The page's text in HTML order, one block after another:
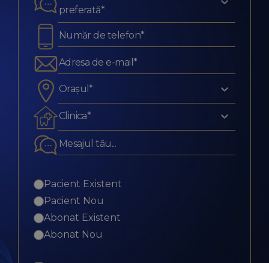
preferată*
Orașul*
Clinica*
Pacient Existent
Pacient Nou
Abonat Existent
Abonat Nou